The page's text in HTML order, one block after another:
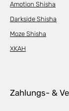
Amotion Shisha
Darkside Shisha
Moze Shisha
XKAH
Zahlungs- &